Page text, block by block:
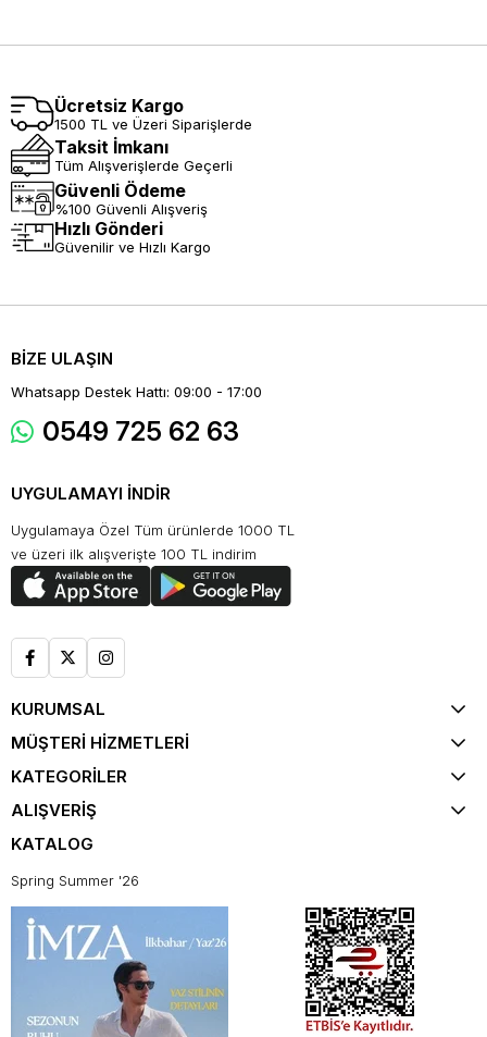
Ücretsiz Kargo
1500 TL ve Üzeri Siparişlerde
Taksit İmkanı
Tüm Alışverişlerde Geçerli
Güvenli Ödeme
%100 Güvenli Alışveriş
Hızlı Gönderi
Güvenilir ve Hızlı Kargo
BİZE ULAŞIN
Whatsapp Destek Hattı: 09:00 - 17:00
0549 725 62 63
UYGULAMAYI İNDİR
Uygulamaya Özel Tüm ürünlerde 1000 TL
ve üzeri ilk alışverişte 100 TL indirim
KURUMSAL
MÜŞTERİ HİZMETLERİ
KATEGORİLER
ALIŞVERİŞ
KATALOG
Spring Summer '26